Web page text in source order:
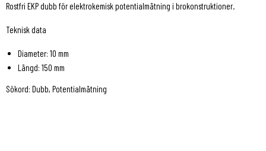
Rostfri EKP dubb för elektrokemisk potentialmätning i brokonstruktioner.
Teknisk data
Diameter: 10 mm
Längd: 150 mm
Sökord: Dubb, Potentialmätning